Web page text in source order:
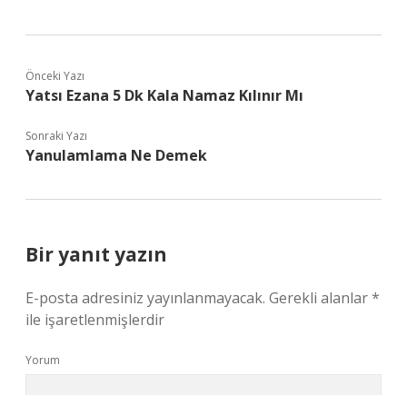
Önceki Yazı
Yatsı Ezana 5 Dk Kala Namaz Kılınır Mı
Sonraki Yazı
Yanulamlama Ne Demek
Bir yanıt yazın
E-posta adresiniz yayınlanmayacak. Gerekli alanlar*
ile işaretlenmişlerdir
Yorum